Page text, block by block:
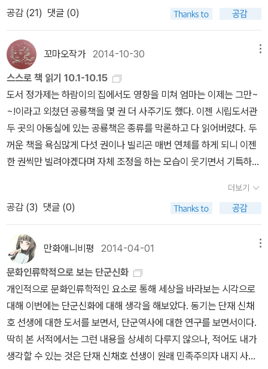
계인 점에서 영화 <백두산>에서 외교적 문제도 보여준다. 한국 청와
대와 합참본부의 의도는 백두산 갱도에 대규모 폭발을 일으켜 백두산
내 화산 용액을 갱도 아래 빈 공간에 메우는 방법을 이용하려 했다. 하
지만 만일 백두산 쪽에 큰 폭발이 일어나면 중국과의 외교마찰이 일
어난다. 그것도 북한이 아닌 한국 정부에서 단독 결정이라면 더 심각
한 외교문제가 된다. 미국 입장에서 중국과의 외교마찰을 일으킬 이
유도 없고, 미국은 그저 한국이 외교적 군사적 우방이지 한국 내 어떤
문제가 있어도 큰 문제는 없다. 단지 동아시아 전략에서 중국과 러시
아를 견제하는데 필요한 우방국이다. 사드가 국내에 설치된 이유는
과거와 다르게 현재 미국의 입장에서 극동아시아 전략에서 중국과 러
시아의 견제가 필수이다. 일본 오키나와, 필리핀 괌 기지에 미군이 대
요충지이다. 사드 배치에서 북한 미사일 견제라고 하나 사실은 중국
과 러시아에 대한 군사적 견제라는 실리도 있다. 미국 입장서 한국보
다 일본이 더 큰 가치가 있었을 것이다. 영화 <강철비>를 보면 미국
은 한국보다 일본을 우선시하는데, 실질적으로 미국의 입장서 보면
한미동맹보단 미일동맹이 효율적이다. 한국 내부 전시상황 및 그에
준하는 사태가 발생되면 미군 병력 투입보단 일본 자위대 투입이 훨
씬 경제적으로 지리적으로 효율성이 높다. 주한미군 주둔비용으로 최
근에 나온 보도처럼, 주한미군보다 주한 자위대 쪽이 미국 입장에서
비용 및 관리가 편하다. 지정학적으로 미국이 한국을 자국으로 통치
명나라로 교체될 때 명나라가 동북아시아의 패권을 잡았고, 이후 청
목표로 하는 사회주의국가라고 하나, 그 이념의 토대는 공산주의보단
오히려 과거 고대에서 내려온 중화민족, 한족(漢族)의 세력을 생각
한다. <광해군>이란 역사연구서적을 작성한 한명기 교수님의 강의를
들으면 충분히 이해할 수 있다. 우리가 과거 “임진왜란”이라 불리는
대참사를 두고 일본은 “풍태합 조선역(豊太閤朝鮮役)” 내지 “분로
쿠 케이초의 역(文祿慶長の役)”으로 불린다. 그렇다면 중국은 무
엇이냐? 그들은 ”항일원조(抗日援朝)”라고 부른다. 일본에 저항하
고 조선을 도왔다는 뜻은 아직도 임진왜란을 보는 중국과 일본은 피
주석 모택동(毛澤東)은 자신의 성이 毛라는 점을 은근히 강조한 것
이 있었다. 인조 초반 그리고 인조반정 이전에 중국 명나라 장수 모문
룡(毛文龍)이란 장수가 있었다. 후금 청나라에 계속 열세이던 명나
라가 운 좋게 모문룡이 1번 청나라에게 이긴 적이 있었다. 후금은 여
진족이고, 명나라는 한족이다. 한족이 결국 청나라에게 멸망해도 중
국은 한족의 실세들이 장악한다. 나머지 민족은 변방의 존재이다. 결
국 한족과의 관계에서 모택동은 자신의 성인 毛로 통해 모문룡을 거
론한다. 모문룡은 조선 인조정권 시절 많은 패악질을 한 장수이다.
아직까지 광해군이 패주 내지 폭군으로 불리고, 궁궐공사에 투입된
금액이 엄청나다 하지만, 모문룡에게 빼앗긴 은과 국가예산은 조선
전체의 1/3 정도까지 이른다고 한다. 모문룡이란 존재가 조선에게 가
생하게 되었다. 동양을 바라보는 서구의 관점은 동양사회는 합리적이
지 못하고 체계적인 요소가 부족하므로 서구의 지배를 받는 것이 옳
은 것으로 여겼다. 오리엔탈리즘은 동양이 서구에 비해 미개하고 열
등하므로, 서구인들은 동양인들을 계몽을 시켜야 한다는 생각을 가지
게 되었고, 이것은 서구사회가 동양을 침략하게 되는 원동력이 된
다. 서구의 침략은 기존 영토, 노동력, 자원뿐만 아니라 동양사회의 문
화까지 침범했다. 동양문화에서 다양한 문화에서 가장 심하게 훼손당
하는 것은 종교 내지 신앙이었다. 서구사회의 지배를 완수하기 위해
서는 동양권에 대하여 근대화가 진행되었고, 그 결과 기존 동양사회
에서 전통문화가 해체되기 시작했다. 한국사회 역시 20세기에 도래
하면서 전통문화가 해체되기 시작했으며, 21세기가 도래하면서 서구
사회화 되었다. 그러나 20세기 중후반 세계적으로 포스트모더니즘
압에 대한 비판이 일어나면서 동양문화권 및 제3세계의 문화적 정체
성이 강조되기 시작했다. 게다가 전 세계적으로 세계화(世界化)라
는 슬로건은 획일화된 국가의 문화가 아니라 다양한 문화가 공유하게
되었다. 한국사회는 근대문명 및 민주주의 도래로 서구화를 진행시켰
으나, 세계화를 위한 문화적 정체성에서 그 한계성을 보여주고 있었
다. 서구화 과정에서 많은 전통문화가 해체되었고, 그중에서 한국 신
화를 기반으로 하는 민간신앙이나 민속종교 등은 우리 주변에서 찾아
보기 힘들 정도로 쇠퇴했다. 신화(神話)는 어느 특정한 국가와 지역
공감 (21) 댓글 (0)
꼬마오작가2014-10-30
스스로 책 읽기 10.1-10.15
도서 정가제는 하람이의 집에서도 영향을 미쳐 엄마는 이제는 그만~
~!이라고 외쳤던 공룡책을 몇 권 더 사주기도 했다. 이젠 시립도서관
두 곳의 아동실에 있는 공룡책은 종류를 막론하고 다 읽어버렸다. 두
꺼운 책을 욕심많게 다섯 권이나 빌리곤 매번 연체를 하게 되니 이젠
한 권씩만 빌려야겠다며 자체 조정을 하는 모습이 웃기면서 기특하
아무리 봐도 질리지 않는 중! 10월 14일 이걸 다 읽은 것은 아
니고! 도서관에서 공룡책을 찾던 중 이 구성 안에 있는 [공룡 탐험]을
읽었다. 유명한 시리즈라고 하는데 난생 처음 보는 우리 모자! 아이가
재미있어 하기는 했다. 다음엔 다른 내용을 읽어봐야지! 10월 13
일 파주 북소리에서 사고 싶었는데 이미 팔려버린 책이라 아쉽지만
도서관에서 빌려보았다. 요즘 부쩍 만화책의 재미를 알아가는 중이
다. 10월 12일 파주북소리에서 구입한 공룡책 중 하나이다.
슬쩍 지나가는데 직원분께서 강추하셔서 샀는데 아이가 좋아한다. 일
단 똥! 10월 11일 서울시청 도서관앞에 펼쳐진 한평책시장에
서 구입한 책이다. 새책이어서 부로으로 공룡 뼈도 만들었는데 너무
부실해서 스르르 사라졌다 ㅋㅋ 10월 10일 참으로 드물게 공
더보기
공감 (3) 댓글 (0)
만화애니비평 2014-04-01
문화인류학적으로 보는 단군신화
개인적으로 문화인류학적인 요소로 통해 세상을 바라보는 시각으로
대해 이번에는 단군신화에 대해 생각을 해보았다. 동기는 단재 신채
호 선생에 대한 도서를 보면서, 단군역사에 대한 연구를 보면서이다.
딱히 본 서적에서는 그런 내용을 상세히 다루지 않으나, 적어도 내가
생각할 수 있는 것은 단재 신채호 선생이 원래 민족주의자 내지 사회